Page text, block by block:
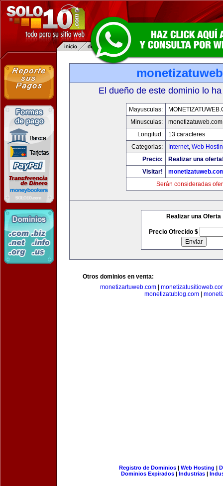
El dueño de este dominio lo
Mayusculas:
Minusculas:
monetizatuweb.com
Longitud:
13 caracteres
Categorias:
Internet, Web
Precio:
Realizar una
Visitar!
Serán consideradas
Realizar una Oferta
Precio Ofrecido $
Otros dominios en venta:
monetizartuweb.com|
monetizatublog.com|
Registro de Dominios| Web Hosting |
Dominios Expirados | Industrias |